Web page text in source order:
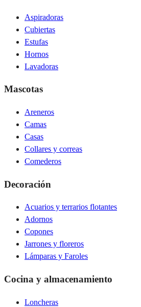
Aspiradoras
Cubiertas
Estufas
Hornos
Lavadoras
Mascotas
Areneros
Camas
Casas
Collares y correas
Comederos
Decoración
Acuarios y terrarios flotantes
Adornos
Copones
Jarrones y floreros
Lámparas y Faroles
Cocina y almacenamiento
Loncheras